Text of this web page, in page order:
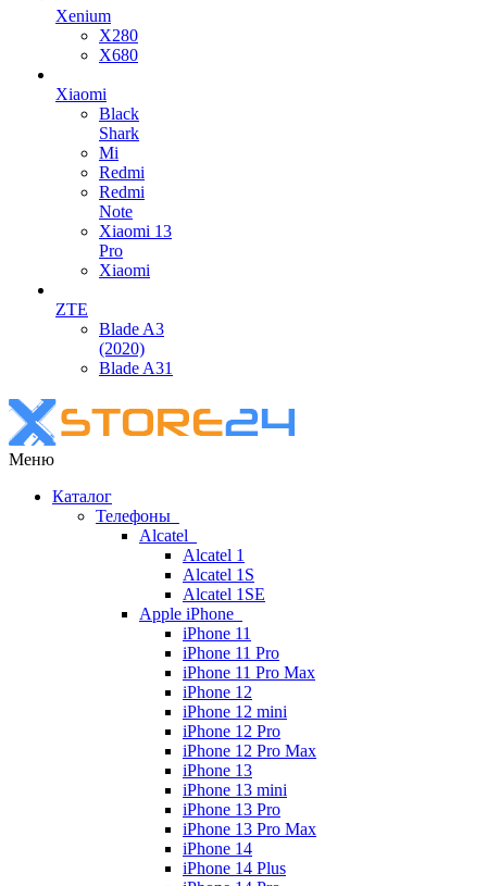
Xenium
X280
X680
Xiaomi
Black
Shark
Mi
Redmi
Redmi
Note
Xiaomi 13
Pro
Xiaomi
ZTE
Blade A3
(2020)
Blade A31
Меню
Каталог
Телефоны
Alcatel
Alcatel 1
Alcatel 1S
Alcatel 1SE
Apple iPhone
iPhone 11
iPhone 11 Pro
iPhone 11 Pro Max
iPhone 12
iPhone 12 mini
iPhone 12 Pro
iPhone 12 Pro Max
iPhone 13
iPhone 13 mini
iPhone 13 Pro
iPhone 13 Pro Max
iPhone 14
iPhone 14 Plus